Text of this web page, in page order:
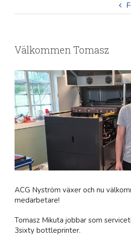
Välkommen Tomasz
Visa
större
bild
ACG Nyström växer och nu
medarbetare!
Tomasz Mikuta jobbar som
3sixty bottleprinter.